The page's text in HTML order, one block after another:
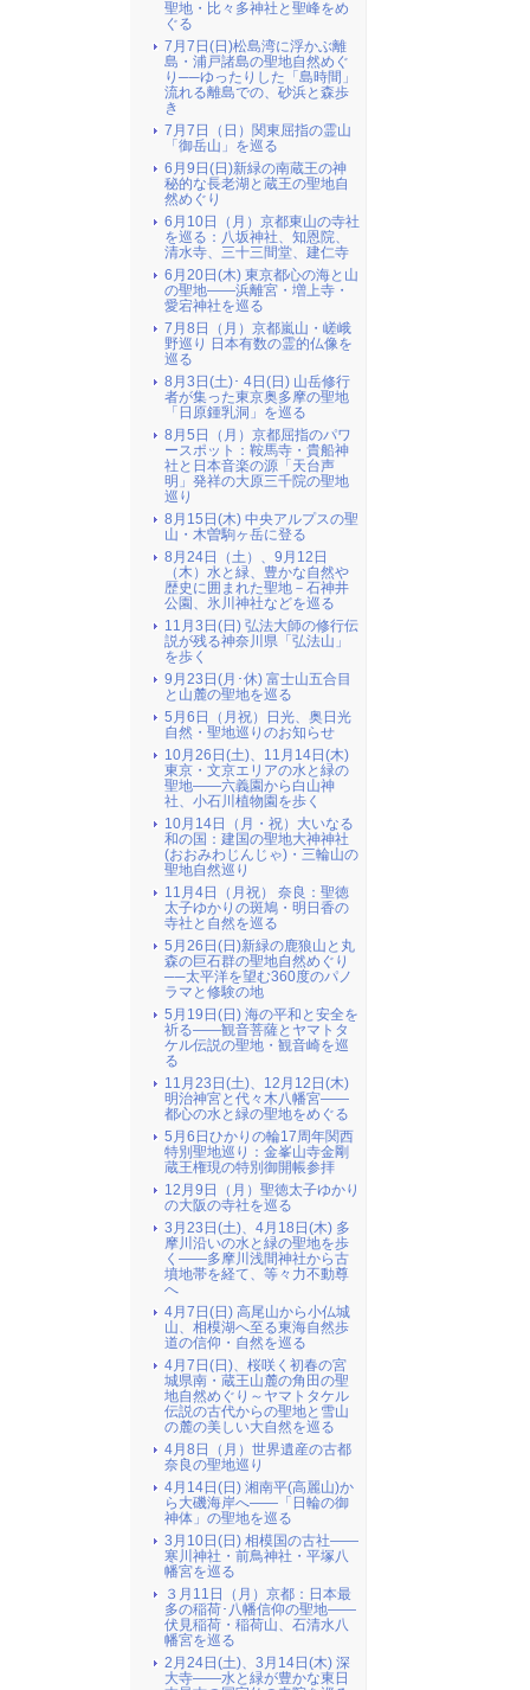
聖地・比々多神社と聖峰をめ
ぐる
7月7日(日)松島湾に浮かぶ離
島・浦戸諸島の聖地自然めぐ
り──ゆったりした「島時間」
流れる離島での、砂浜と森歩
き
7月7日（日）関東屈指の霊山
「御岳山」を巡る
6月9日(日)新緑の南蔵王の神
秘的な長老湖と蔵王の聖地自
然めぐり
6月10日（月）京都東山の寺社
を巡る：八坂神社、知恩院、
清水寺、三十三間堂、建仁寺
6月20日(木) 東京都心の海と山
の聖地――浜離宮・増上寺・
愛宕神社を巡る
7月8日（月）京都嵐山・嵯峨
野巡り 日本有数の霊的仏像を
巡る
8月3日(土)･ 4日(日) 山岳修行
者が集った東京奥多摩の聖地
「日原鍾乳洞」を巡る
8月5日（月）京都屈指のパワ
ースポット：鞍馬寺・貴船神
社と日本音楽の源「天台声
明」発祥の大原三千院の聖地
巡り
8月15日(木) 中央アルプスの聖
山・木曽駒ヶ岳に登る
8月24日（土）、9月12日
（木）水と緑、豊かな自然や
歴史に囲まれた聖地－石神井
公園、氷川神社などを巡る
11月3日(日) 弘法大師の修行伝
説が残る神奈川県「弘法山」
を歩く
9月23日(月･休) 富士山五合目
と山麓の聖地を巡る
5月6日（月祝）日光、奥日光
自然・聖地巡りのお知らせ
10月26日(土)、11月14日(木)
東京・文京エリアの水と緑の
聖地――六義園から白山神
社、小石川植物園を歩く
10月14日（月・祝）大いなる
和の国：建国の聖地大神神社
(おおみわじんじゃ)・三輪山の
聖地自然巡り
11月4日（月祝） 奈良：聖徳
太子ゆかりの斑鳩・明日香の
寺社と自然を巡る
5月26日(日)新緑の鹿狼山と丸
森の巨石群の聖地自然めぐり
──太平洋を望む360度のパノ
ラマと修験の地
5月19日(日) 海の平和と安全を
祈る――観音菩薩とヤマトタ
ケル伝説の聖地・観音崎を巡
る
11月23日(土)、12月12日(木)
明治神宮と代々木八幡宮――
都心の水と緑の聖地をめぐる
5月6日ひかりの輪17周年関西
特別聖地巡り：金峯山寺金剛
蔵王権現の特別御開帳参拝
12月9日（月）聖徳太子ゆかり
の大阪の寺社を巡る
3月23日(土)、4月18日(木) 多
摩川沿いの水と緑の聖地を歩
く――多摩川浅間神社から古
墳地帯を経て、等々力不動尊
へ
4月7日(日) 高尾山から小仏城
山、相模湖へ至る東海自然歩
道の信仰・自然を巡る
4月7日(日)、桜咲く初春の宮
城県南・蔵王山麓の角田の聖
地自然めぐり～ヤマトタケル
伝説の古代からの聖地と雪山
の麓の美しい大自然を巡る
4月8日（月）世界遺産の古都
奈良の聖地巡り
4月14日(日) 湘南平(高麗山)か
ら大磯海岸へ――「日輪の御
神体」の聖地を巡る
3月10日(日) 相模国の古社――
寒川神社・前鳥神社・平塚八
幡宮を巡る
３月11日（月）京都：日本最
多の稲荷･八幡信仰の聖地――
伏見稲荷・稲荷山、石清水八
幡宮を巡る
2月24日(土)、3月14日(木) 深
大寺――水と緑が豊かな東日